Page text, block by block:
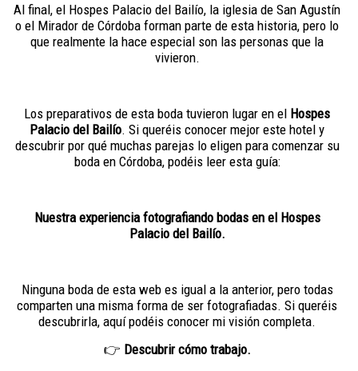
Al final, el Hospes Palacio del Bailío, la iglesia de San Agustín
o el Mirador de Córdoba forman parte de esta historia, pero lo
que realmente la hace especial son las personas que la
vivieron.
Los preparativos de esta boda tuvieron lugar en el Hospes
Palacio del Bailío. Si queréis conocer mejor este hotel y
descubrir por qué muchas parejas lo eligen para comenzar su
boda en Córdoba, podéis leer esta guía:
Nuestra experiencia fotografiando bodas en el Hospes
Palacio del Bailío.
Ninguna boda de esta web es igual a la anterior, pero todas
comparten una misma forma de ser fotografiadas. Si queréis
descubrirla, aquí podéis conocer mi visión completa.
👉 Descubrir cómo trabajo.